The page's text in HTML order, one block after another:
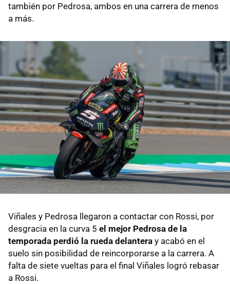
también por Pedrosa, ambos en una carrera de menos
a más.
Viñales y Pedrosa llegaron a contactar con Rossi, por
desgracia en la curva 5 el mejor Pedrosa de la
temporada perdió la rueda delantera y acabó en el
suelo sin posibilidad de reincorporarse a la carrera. A
falta de siete vueltas para el final Viñales logró rebasar
a Rossi.